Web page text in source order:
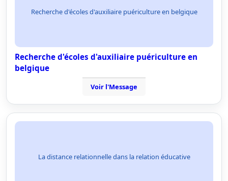
Recherche d'écoles d'auxiliaire puériculture en belgique
Recherche d'écoles d'auxiliaire puériculture en
belgique
Voir l'Message
La distance relationnelle dans la relation éducative